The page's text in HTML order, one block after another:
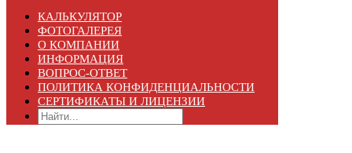
КАЛЬКУЛЯТОР
ФОТОГАЛЕРЕЯ
О КОМПАНИИ
ИНФОРМАЦИЯ
ВОПРОС-ОТВЕТ
ПОЛИТИКА КОНФИДЕНЦИАЛЬНОСТИ
СЕРТИФИКАТЫ И ЛИЦЕНЗИИ